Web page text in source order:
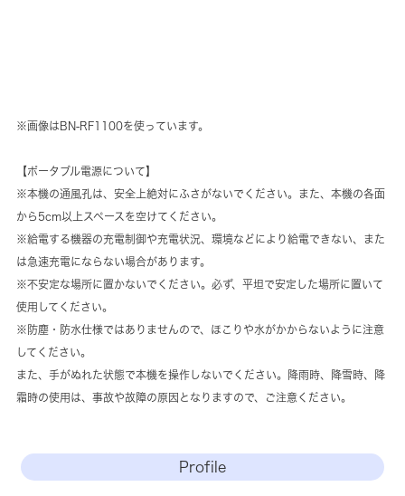
※画像はBN-RF1100を使っています。
【ポータブル電源について】
※本機の通風孔は、安全上絶対にふさがないでください。また、本機の各面
から5cm以上スペースを空けてください。
※給電する機器の充電制御や充電状況、環境などにより給電できない、また
は急速充電にならない場合があります。
※不安定な場所に置かないでください。必ず、平坦で安定した場所に置いて
使用してください。
※防塵・防水仕様ではありませんので、ほこりや水がかからないように注意
してください。
また、手がぬれた状態で本機を操作しないでください。降雨時、降雪時、降
霜時の使用は、事故や故障の原因となりますので、ご注意ください。
Profile